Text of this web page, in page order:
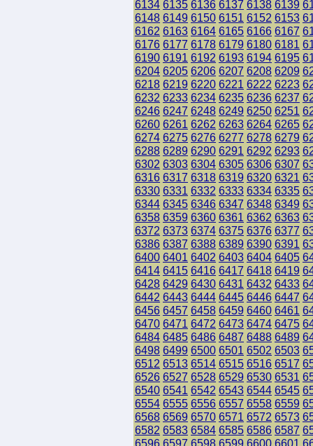
6134 6135 6136 6137 6138 6139
6148 6149 6150 6151 6152 6153
6162 6163 6164 6165 6166 6167
6176 6177 6178 6179 6180 6181
6190 6191 6192 6193 6194 6195
6204 6205 6206 6207 6208 6209
6218 6219 6220 6221 6222 6223
6232 6233 6234 6235 6236 6237
6246 6247 6248 6249 6250 6251
6260 6261 6262 6263 6264 6265
6274 6275 6276 6277 6278 6279
6288 6289 6290 6291 6292 6293
6302 6303 6304 6305 6306 6307
6316 6317 6318 6319 6320 6321
6330 6331 6332 6333 6334 6335
6344 6345 6346 6347 6348 6349
6358 6359 6360 6361 6362 6363
6372 6373 6374 6375 6376 6377
6386 6387 6388 6389 6390 6391
6400 6401 6402 6403 6404 6405
6414 6415 6416 6417 6418 6419
6428 6429 6430 6431 6432 6433
6442 6443 6444 6445 6446 6447
6456 6457 6458 6459 6460 6461
6470 6471 6472 6473 6474 6475
6484 6485 6486 6487 6488 6489
6498 6499 6500 6501 6502 6503
6512 6513 6514 6515 6516 6517
6526 6527 6528 6529 6530 6531
6540 6541 6542 6543 6544 6545
6554 6555 6556 6557 6558 6559
6568 6569 6570 6571 6572 6573
6582 6583 6584 6585 6586 6587
6596 6597 6598 6599 6600 6601